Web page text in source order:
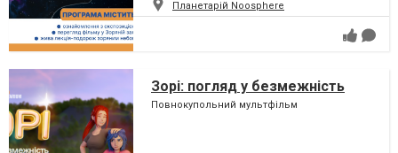
Планетарій Noosphere
Зорі: погляд у безмежність
Повнокупольний мультфільм